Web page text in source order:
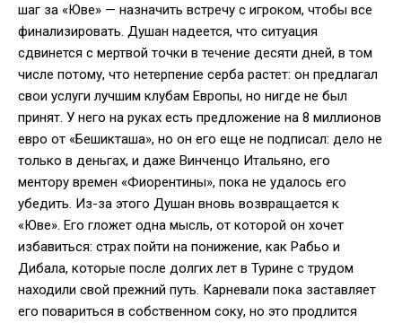
шаг за «Юве» — назначить встречу с игроком, чтобы все
финализировать. Душан надеется, что ситуация
сдвинется с мертвой точки в течение десяти дней, в том
числе потому, что нетерпение серба растет: он предлагал
свои услуги лучшим клубам Европы, но нигде не был
принят. У него на руках есть предложение на 8 миллионов
евро от «Бешикташа», но он его еще не подписал: дело не
только в деньгах, и даже Винченцо Итальяно, его
ментору времен «Фиорентины», пока не удалось его
убедить. Из-за этого Душан вновь возвращается к
«Юве». Его гложет одна мысль, от которой он хочет
избавиться: страх пойти на понижение, как Рабьо и
Дибала, которые после долгих лет в Турине с трудом
находили свой прежний путь. Карневали пока заставляет
его повариться в собственном соку, но это продлится